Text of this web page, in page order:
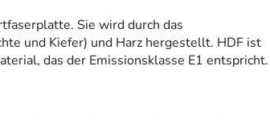
Sie wird durch das
und Kiefer) und Harz hergestellt. HDF ist
das der Emissionsklasse E1 entspricht.